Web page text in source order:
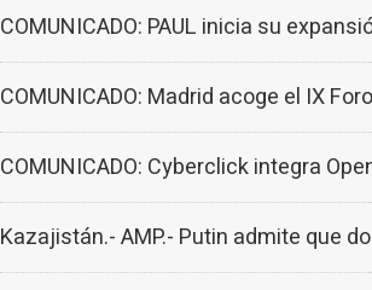
COMUNICADO: PAUL inicia su
COMUNICADO: Madrid acoge el IX
COMUNICADO: Cyberclick integra
Kazajistán.- AMP.- Putin admite que